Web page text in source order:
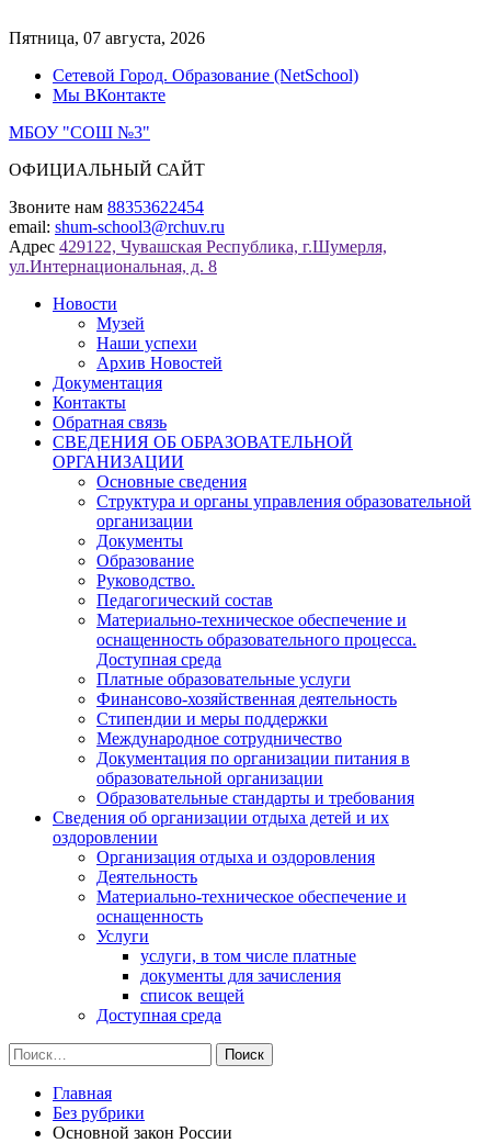
к
Пятница, 07 августа, 2026
Сетевой Город. Образование (NetSchool)
Мы ВКонтакте
МБОУ "СОШ №3"
ОФИЦИАЛЬНЫЙ САЙТ
Звоните нам 88353622454
email: shum-school3@rchuv.ru
Адрес 429122, Чувашская Республика, г.Шумерля,
ул.Интернациональная, д. 8
Новости
Музей
Наши успехи
Архив Новостей
Документация
Контакты
Обратная связь
СВЕДЕНИЯ ОБ ОБРАЗОВАТЕЛЬНОЙ
ОРГАНИЗАЦИИ
Основные сведения
Структура и органы управления образовательной
организации
Документы
Образование
Руководство.
Педагогический состав
Материально-техническое обеспечение и
оснащенность образовательного процесса.
Доступная среда
Платные образовательные услуги
Финансово-хозяйственная деятельность
Стипендии и меры поддержки
Международное сотрудничество
Документация по организации питания в
образовательной организации
Образовательные стандарты и требования
Сведения об организации отдыха детей и их
оздоровлении
Организация отдыха и оздоровления
Деятельность
Материально-техническое обеспечение и
оснащенность
Услуги
услуги, в том числе платные
документы для зачисления
список вещей
Доступная среда
Найти:
Главная
Без рубрики
Основной закон России